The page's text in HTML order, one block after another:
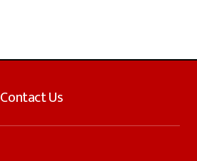
Contact Us